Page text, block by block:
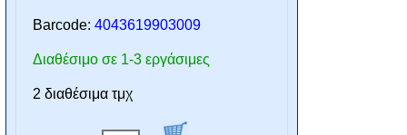
Barcode: 4043619903009
Διαθέσιμο σε 1-3 εργάσιμες
2 διαθέσιμα τμχ